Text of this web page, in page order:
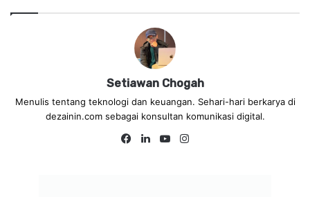
Setiawan Chogah
Menulis tentang teknologi dan keuangan. Sehari-hari berkarya di
dezainin.com sebagai konsultan komunikasi digital.
Fa
Lin
Yo